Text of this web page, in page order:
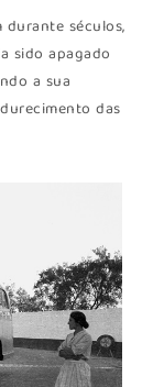
durante séculos,
sido apagado
a sua
das